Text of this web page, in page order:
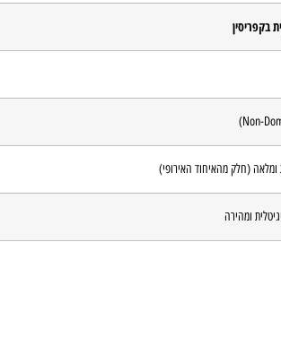
בקפריסין
(חלק מהאיחוד האירופי)
ומהירה